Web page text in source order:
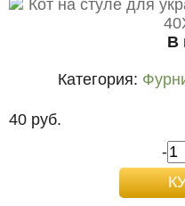
В
Категория:
40 руб.
-